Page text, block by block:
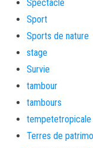
Spectacle
Sport
Sports de nature
stage
Survie
tambour
tambours
tempetetropicale
Terres de